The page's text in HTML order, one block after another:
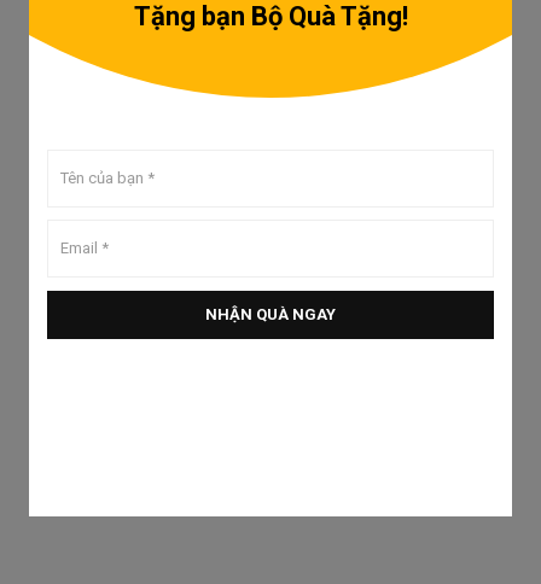
Tặng bạn Bộ Quà Tặng!